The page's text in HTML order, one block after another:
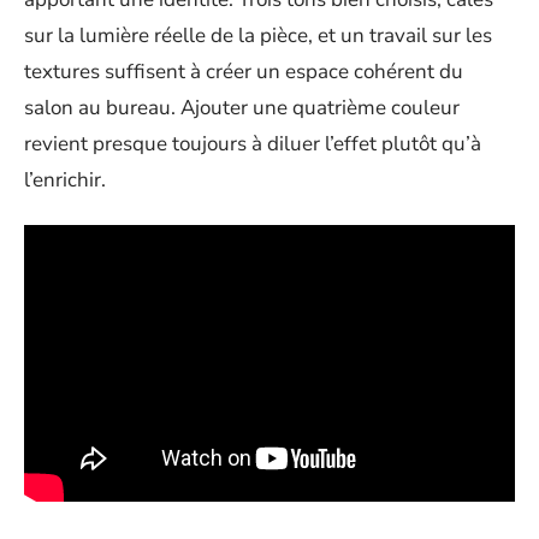
sur la lumière réelle de la pièce, et un travail sur les
textures suffisent à créer un espace cohérent du
salon au bureau. Ajouter une quatrième couleur
revient presque toujours à diluer l’effet plutôt qu’à
l’enrichir.